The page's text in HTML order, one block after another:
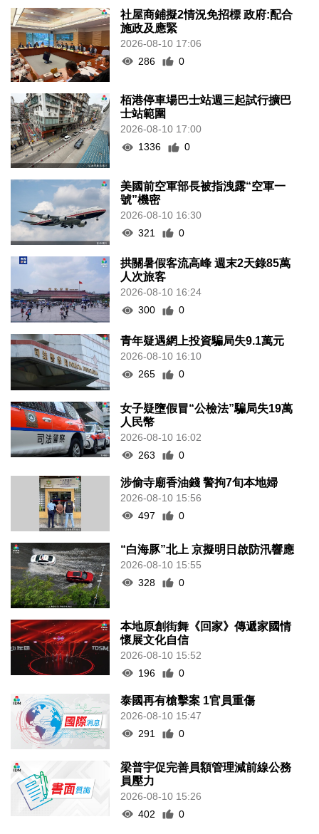
社屋商鋪擬2情況免招標 政府:配合
施政及應緊
2026-08-10 17:06
286
0
栢港停車場巴士站週三起試行擴巴
士站範圍
2026-08-10 17:00
1336
0
美國前空軍部長被指洩露“空軍一
號”機密
2026-08-10 16:30
321
0
拱關暑假客流高峰 週末2天錄85萬
人次旅客
2026-08-10 16:24
300
0
青年疑遇網上投資騙局失9.1萬元
2026-08-10 16:10
265
0
女子疑墮假冒“公檢法”騙局失19萬
人民幣
2026-08-10 16:02
263
0
涉偷寺廟香油錢 警拘7旬本地婦
2026-08-10 15:56
497
0
“白海豚”北上 京擬明日啟防汛響應
2026-08-10 15:55
328
0
本地原創街舞《回家》傳遞家國情
懷展文化自信
2026-08-10 15:52
196
0
泰國再有槍擊案 1官員重傷
2026-08-10 15:47
291
0
梁普宇促完善員額管理減前線公務
員壓力
2026-08-10 15:26
402
0